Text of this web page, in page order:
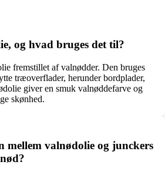
og hvad bruges det til?
fremstillet af valnødder. Den bruges
træoverflader, herunder bordplader,
giver en smuk valnøddefarve og
skønhed.
mellem valnødolie og junckers